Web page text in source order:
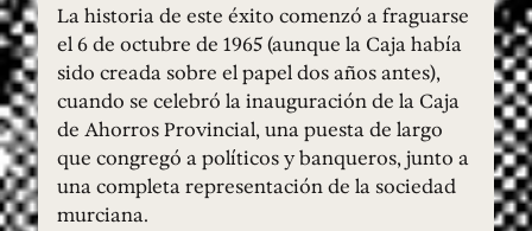
La historia de este éxito comenzó a fraguarse
el 6 de octubre de 1965 (aunque la Caja había
sido creada sobre el papel dos años antes),
cuando se celebró la inauguración de la Caja
de Ahorros Provincial, una puesta de largo
que congregó a políticos y banqueros, junto a
una completa representación de la sociedad
murciana.